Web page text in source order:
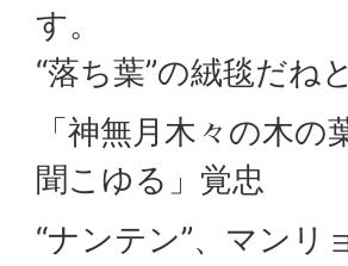
す。
“落ち葉”の絨毯だね
「神無月木々の木
聞こゆる」覚忠
“ナンテン”、マンリ